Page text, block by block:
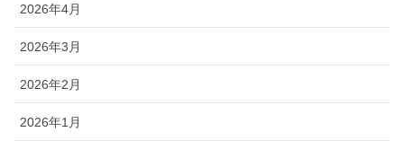
2026年4月
2026年3月
2026年2月
2026年1月